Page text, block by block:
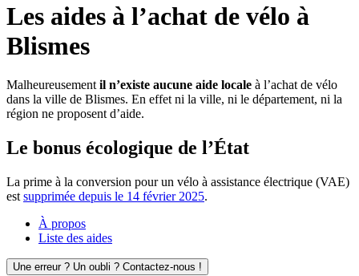
Les aides à l’achat de vélo à
Blismes
Malheureusement il n’existe aucune aide locale à l’achat de vélo
dans la ville de Blismes. En effet ni la ville, ni le département, ni la
région ne proposent d’aide.
Le bonus écologique de l’État
La prime à la conversion pour un vélo à assistance électrique (VAE)
est supprimée depuis le 14 février 2025.
À propos
Liste des aides
Une erreur ? Un oubli ? Contactez-nous !